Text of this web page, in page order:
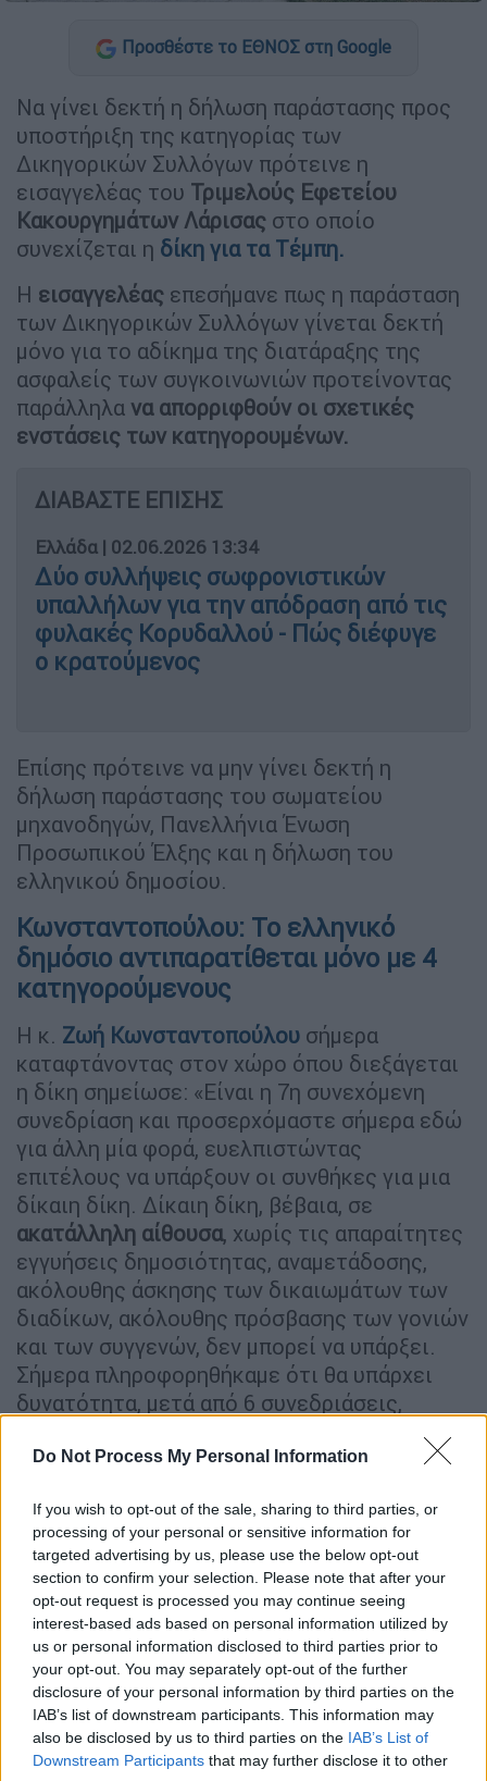
Do Not Process My Personal Information
If you wish to opt-out of the sale, sharing to third parties, or
processing of your personal or sensitive information for
targeted advertising by us, please use the below opt-out
section to confirm your selection. Please note that after your
opt-out request is processed you may continue seeing
interest-based ads based on personal information utilized by
us or personal information disclosed to third parties prior to
your opt-out. You may separately opt-out of the further
disclosure of your personal information by third parties on the
IAB’s list of downstream participants. This information may
also be disclosed by us to third parties on the IAB’s List of
Downstream Participants that may further disclose it to other
Προσθέστε το ΕΘΝΟΣ στη Google
Να γίνει δεκτή η δήλωση παράστασης προς
υποστήριξη της κατηγορίας των
Δικηγορικών Συλλόγων πρότεινε η
εισαγγελέας του Τριμελούς Εφετείου
Κακουργημάτων Λάρισας στο οποίο
συνεχίζεται η δίκη για τα Τέμπη.
Η εισαγγελέας επεσήμανε πως η παράσταση
των Δικηγορικών Συλλόγων γίνεται δεκτή
μόνο για το αδίκημα της διατάραξης της
ασφαλείς των συγκοινωνιών προτείνοντας
παράλληλα να απορριφθούν οι σχετικές
ενστάσεις των κατηγορουμένων.
ΔΙΑΒΑΣΤΕ ΕΠΙΣΗΣ
Ελλάδα | 02.06.2026 13:34
Δύο συλλήψεις σωφρονιστικών
υπαλλήλων για την απόδραση από τις
φυλακές Κορυδαλλού - Πώς διέφυγε
ο κρατούμενος
Επίσης πρότεινε να μην γίνει δεκτή η
δήλωση παράστασης του σωματείου
μηχανοδηγών, Πανελλήνια Ένωση
Προσωπικού Έλξης και η δήλωση του
ελληνικού δημοσίου.
Κωνσταντοπούλου: Το ελληνικό
δημόσιο αντιπαρατίθεται μόνο με 4
κατηγορούμενους
Η κ. Ζωή Κωνσταντοπούλου σήμερα
καταφτάνοντας στον χώρο όπου διεξάγεται
η δίκη σημείωσε: «Είναι η 7η συνεχόμενη
συνεδρίαση και προσερχόμαστε σήμερα εδώ
για άλλη μία φορά, ευελπιστώντας
επιτέλους να υπάρξουν οι συνθήκες για μια
δίκαιη δίκη. Δίκαιη δίκη, βέβαια, σε
ακατάλληλη αίθουσα, χωρίς τις απαραίτητες
εγγυήσεις δημοσιότητας, αναμετάδοσης,
ακόλουθης άσκησης των δικαιωμάτων των
διαδίκων, ακόλουθης πρόσβασης των γονιών
και των συγγενών, δεν μπορεί να υπάρξει.
Σήμερα πληροφορηθήκαμε ότι θα υπάρχει
δυνατότητα, μετά από 6 συνεδριάσεις,
πρόσβασης του κοινού. Ήδη το γεγονός ότι
για 6 συνεδριάσεις οι πολίτες δεν
συγκροτεί κατάφορη παραβίαση του άρθρου
6 τηςΕυρωπαϊκής Σύμβασης Δικαιωμάτων
του Ανθρώπου, κατάφορη παραβίαση του
συντάγματός μας».
Αναφορικά με τη σημερινή συνεδρίαση η κ.
Κωνσταντοπούλουεπισήμανε: «Είναι
αφιερωμένη στις αντιρρήσεις που έχουν
προβάλει οι κατηγορούμενοι για την
παράσταση υποστήριξης της κατηγορίας από